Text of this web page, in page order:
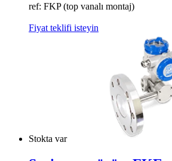
ref: FKP (top vanalı montaj)
Fiyat teklifi isteyin
Stokta var